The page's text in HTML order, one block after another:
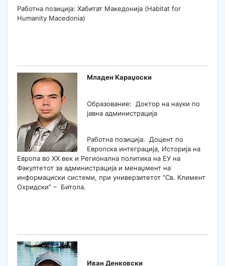
Работна позиција: Хабитат Македонија (Habitat for
Humanity Macedonia)
Младен Караџоски
Образование: Доктор на науки по
јавна администрација
Работна позиција: Доцент по
Европска интеграција, Историја на
Европа во XX век и Регионална политика на ЕУ на
Факултетот за администрација и менаџмент на
информациски системи, при универзитетот “Св. Климент
Охридски” – Битола.
Иван Денковски